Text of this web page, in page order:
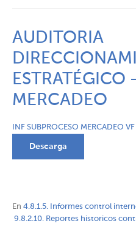
AUDITORIA
ESTRATÉGICO
MERCADEO
INF SUBPROCESO MERCADEO VF
Descarga
En 4.8.1.5. Informes control
9.8.2.10. Reportes historicos